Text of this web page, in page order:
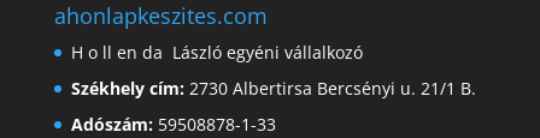
ahonlapkeszites.com
H o ll en da László egyéni vállalkozó
Székhely cím:2730 Albertirsa Bercsényi u. 21/1 B.
Adószám:59508878-1-33